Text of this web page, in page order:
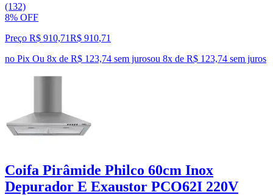
(132)
8% OFF
Preço R$ 910,71R$ 910,71
no Pix Ou 8x de R$ 123,74 sem jurosou 8x de R$ 123,74 sem juros
Coifa Pirâmide Philco 60cm Inox
Depurador E Exaustor PCO62I 220V